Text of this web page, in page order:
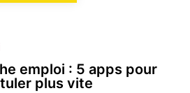
emploi : 5 apps pour
plus vite